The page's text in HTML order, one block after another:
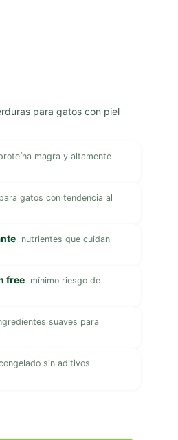
para gatos con piel
magra y altamente
gatos con tendencia al
nutrientes que cuidan
free mínimo riesgo de
suaves para
sin aditivos